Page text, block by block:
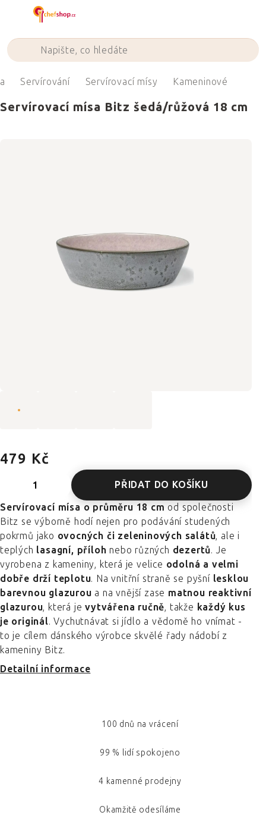
Servírování Servírovací mísy Kameninové
Servírovací mísa Bitz šedá/růžová 18 cm
479 Kč
PŘIDAT DO KOŠÍKU
Servírovací mísa o průměru 18 cmod společnosti
Bitz se výborně hodí nejen pro podávání studených
pokrmů jako ovocných či zeleninových salátů, ale i
teplých lasagní, příloh nebo různých dezertů. Je
vyrobena z kameniny, která je velice odolná a velmi
dobře drží teplotu. Na vnitřní straně se pyšní lesklou
barevnou glazurou a na vnější zase matnou reaktivní
glazurou, která jevytvářena ručně, takže každý kus
je originál. Vychutnávat si jídlo a vědomě ho vnímat -
to je cílem dánského výrobce skvělé řady nádobí z
kameniny Bitz.
Detailní informace
100 dnů na vrácení
99 % lidí spokojeno
4 kamenné prodejny
Okamžitě odesíláme